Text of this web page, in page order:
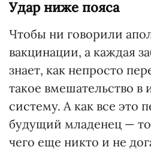
Удар ниже пояса
Чтобы ни говорили
вакцинации, а каждая
знает, как непросто
такое вмешательство
систему. А как все это
будущий младенец —
чего еще никто и не